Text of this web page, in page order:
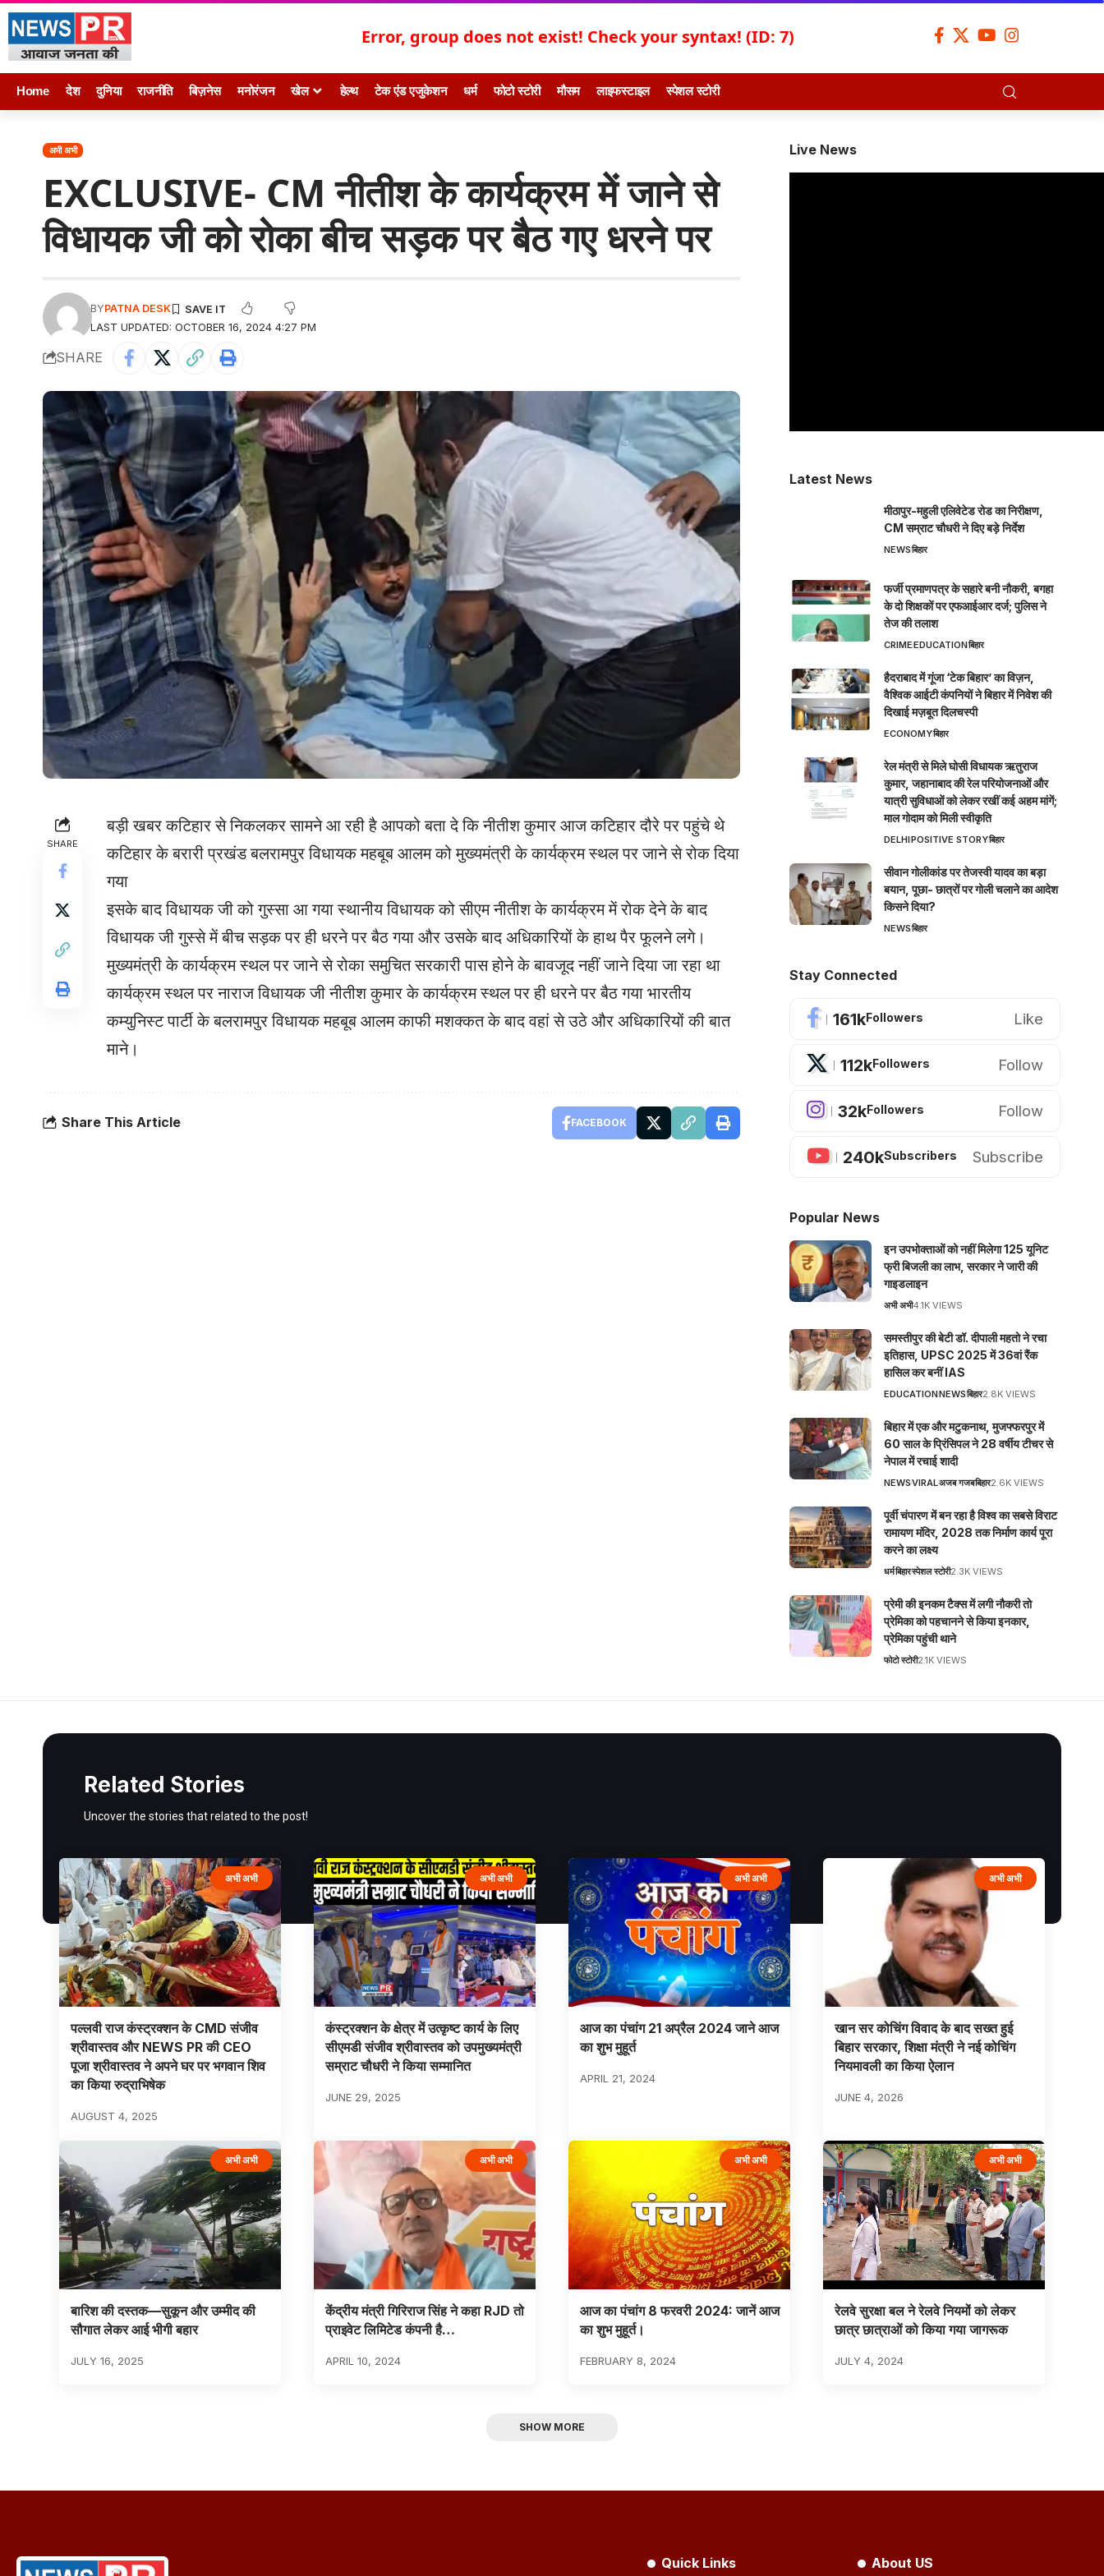
Error, group does not exist! Check your syntax! (ID: 7)
Home देश दुनिया राजनीति बिज़नेस मनोरंजन खेल हेल्थ टेक एंड एजुकेशन धर्म फोटो स्टोरी मौसम लाइफस्टाइल स्पेशल स्टोरी
अभी अभी
EXCLUSIVE- CM नीतीश के कार्यक्रम में जाने से
विधायक जी को रोका बीच सड़क पर बैठ गए धरने पर
LAST UPDATED: OCTOBER 16, 2024 4:27 PM
BYPATNA DESK
SHARE
SHARE
बड़ी खबर कटिहार से निकलकर सामने आ रही है आपको बता दे कि नीतीश कुमार आज कटिहार दौरे पर पहुंचे थे
कटिहार के बरारी प्रखंड बलरामपुर विधायक महबूब आलम को मुख्यमंत्री के कार्यक्रम स्थल पर जाने से रोक दिया
गया
इसके बाद विधायक जी को गुस्सा आ गया स्थानीय विधायक को सीएम नीतीश के कार्यक्रम में रोक देने के बाद
विधायक जी गुस्से में बीच सड़क पर ही धरने पर बैठ गया और उसके बाद अधिकारियों के हाथ पैर फूलने लगे।
मुख्यमंत्री के कार्यक्रम स्थल पर जाने से रोका समुचित सरकारी पास होने के बावजूद नहीं जाने दिया जा रहा था
कार्यक्रम स्थल पर नाराज विधायक जी नीतीश कुमार के कार्यक्रम स्थल पर ही धरने पर बैठ गया भारतीय
कम्युनिस्ट पार्टी के बलरामपुर विधायक महबूब आलम काफी मशक्कत के बाद वहां से उठे और अधिकारियों की बात
माने।
Share This Article FACEBOOK
Live News
Latest News
मीठापुर-महुली एलिवेटेड रोड का निरीक्षण,
CM सम्राट चौधरी ने दिए बड़े निर्देश
NEWSबिहार
फर्जी प्रमाणपत्र के सहारे बनी नौकरी, बगहा
के दो शिक्षकों पर एफआईआर दर्ज; पुलिस ने
तेज की तलाश
CRIMEEDUCATIONबिहार
हैदराबाद में गूंजा ‘टेक बिहार’ का विज़न,
वैश्विक आईटी कंपनियों ने बिहार में निवेश की
दिखाई मज़बूत दिलचस्पी
ECONOMYबिहार
रेल मंत्री से मिले घोसी विधायक ऋतुराज
कुमार, जहानाबाद की रेल परियोजनाओं और
यात्री सुविधाओं को लेकर रखीं कई अहम मांगें;
माल गोदाम को मिली स्वीकृति
DELHIPOSITIVE STORYबिहार
सीवान गोलीकांड पर तेजस्वी यादव का बड़ा
बयान, पूछा- छात्रों पर गोली चलाने का आदेश
किसने दिया?
NEWSबिहार
Stay Connected
161kFollowers Like
112kFollowers Follow
32kFollowers Follow
240kSubscribers Subscribe
Popular News
इन उपभोक्ताओं को नहीं मिलेगा 125 यूनिट
फ्री बिजली का लाभ, सरकार ने जारी की
गाइडलाइन
अभी अभी4.1K VIEWS
समस्तीपुर की बेटी डॉ. दीपाली महतो ने रचा
इतिहास, UPSC 2025 में 36वां रैंक
हासिल कर बनीं IAS
EDUCATIONNEWSबिहार2.8K VIEWS
बिहार में एक और मटुकनाथ, मुजफ्फरपुर में
60 साल के प्रिंसिपल ने 28 वर्षीय टीचर से
नेपाल में रचाई शादी
NEWSVIRALअजब गजबबिहार2.6K VIEWS
पूर्वी चंपारण में बन रहा है विश्व का सबसे विराट
रामायण मंदिर, 2028 तक निर्माण कार्य पूरा
करने का लक्ष्य
धर्मबिहारस्पेशल स्टोरी2.3K VIEWS
प्रेमी की इनकम टैक्स में लगी नौकरी तो
प्रेमिका को पहचानने से किया इनकार,
प्रेमिका पहुंची थाने
फोटो स्टोरी2.1K VIEWS
Related Stories
Uncover the stories that related to the post!
अभी अभी
पल्लवी राज कंस्ट्रक्शन के CMD संजीव
श्रीवास्तव और NEWS PR की CEO
पूजा श्रीवास्तव ने अपने घर पर भगवान शिव
का किया रुद्राभिषेक
AUGUST 4, 2025
अभी अभी
कंस्ट्रक्शन के क्षेत्र में उत्कृष्ट कार्य के लिए
सीएमडी संजीव श्रीवास्तव को उपमुख्यमंत्री
सम्राट चौधरी ने किया सम्मानित
JUNE 29, 2025
अभी अभी
आज का पंचांग 21 अप्रैल 2024 जाने आज
का शुभ मुहूर्त
APRIL 21, 2024
अभी अभी
खान सर कोचिंग विवाद के बाद सख्त हुई
बिहार सरकार, शिक्षा मंत्री ने नई कोचिंग
नियमावली का किया ऐलान
JUNE 4, 2026
अभी अभी
बारिश की दस्तक—सुकून और उम्मीद की
सौगात लेकर आई भीगी बहार
JULY 16, 2025
अभी अभी
केंद्रीय मंत्री गिरिराज सिंह ने कहा RJD तो
प्राइवेट लिमिटेड कंपनी है…
APRIL 10, 2024
अभी अभी
आज का पंचांग 8 फरवरी 2024: जानें आज
का शुभ मुहूर्त।
FEBRUARY 8, 2024
अभी अभी
रेलवे सुरक्षा बल ने रेलवे नियमों को लेकर
छात्र छात्राओं को किया गया जागरूक
JULY 4, 2024
SHOW MORE
Quick Links About US